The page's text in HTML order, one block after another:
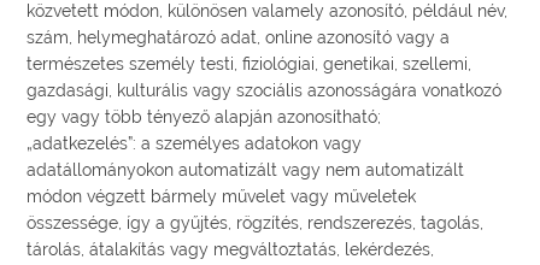
közvetett módon, különösen valamely azonosító, például név,
szám, helymeghatározó adat, online azonosító vagy a
természetes személy testi, fiziológiai, genetikai, szellemi,
gazdasági, kulturális vagy szociális azonosságára vonatkozó
egy vagy több tényező alapján azonosítható;
„adatkezelés”: a személyes adatokon vagy
adatállományokon automatizált vagy nem automatizált
módon végzett bármely művelet vagy műveletek
összessége, így a gyűjtés, rögzítés, rendszerezés, tagolás,
tárolás, átalakítás vagy megváltoztatás, lekérdezés,